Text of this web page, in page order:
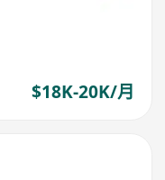
$18K-20K/月